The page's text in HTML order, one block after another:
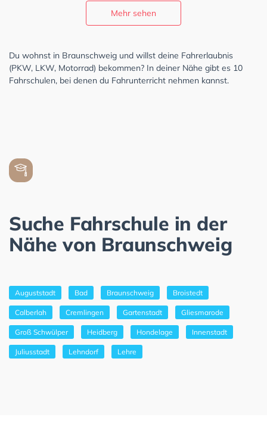
Mehr sehen
Du wohnst in Braunschweig und willst deine Fahrerlaubnis
(PKW, LKW, Motorrad) bekommen? In deiner Nähe gibt es 10
Fahrschulen, bei denen du Fahrunterricht nehmen kannst.
Suche Fahrschule in der
Nähe von Braunschweig
Auguststadt Bad Braunschweig Broistedt
Calberlah Cremlingen Gartenstadt Gliesmarode
Groß Schwülper Heidberg Hondelage Innenstadt
Juliusstadt Lehndorf Lehre